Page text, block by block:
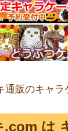
通販のキャラ
.com は